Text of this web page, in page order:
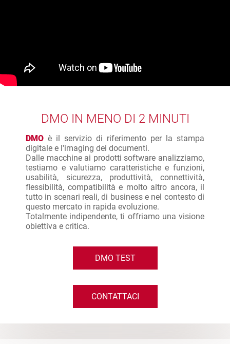
DMO IN MENO DI 2 MINUTI
DMO è il servizio di riferimento per la stampa
digitale e l'imaging dei documenti.
Dalle macchine ai prodotti software analizziamo,
testiamo e valutiamo caratteristiche e funzioni,
usabilità, sicurezza, produttività, connettività,
flessibilità, compatibilità e molto altro ancora, il
tutto in scenari reali, di business e nel contesto di
questo mercato in rapida evoluzione.
Totalmente indipendente, ti offriamo una visione
obiettiva e critica.
DMO TEST
CONTATTACI